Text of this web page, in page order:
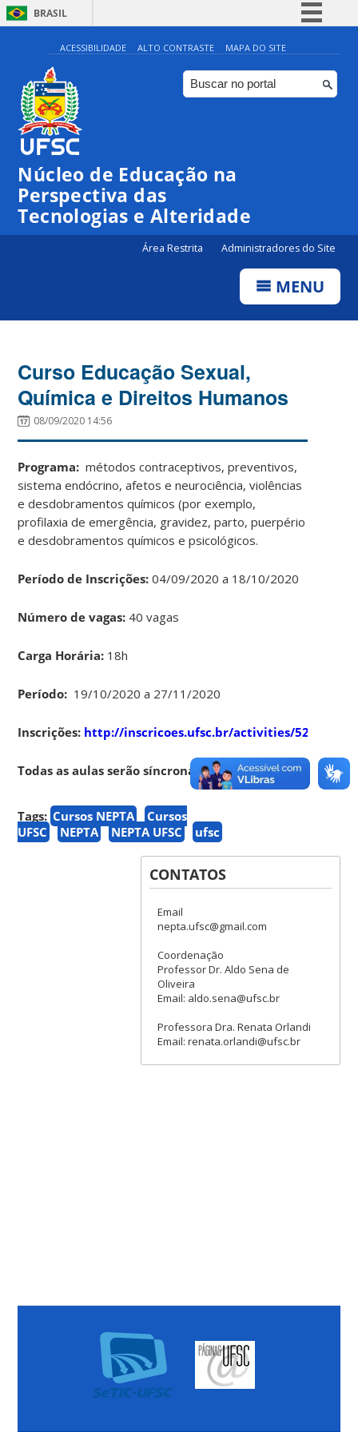
BRASIL
Simplifique!
Comunica BR
Participe
ACESSIBILIDADE ALTO CONTRASTE MAPA DO SITE
Núcleo de Educação na
Perspectiva das
Tecnologias e Alteridade
Área Restrita Administradores do Site
MENU
Curso Educação Sexual,
Química e Direitos Humanos
08/09/2020 14:56
Programa: métodos contraceptivos, preventivos,
sistema endócrino, afetos e neurociência, violências
e desdobramentos químicos (por exemplo,
profilaxia de emergência, gravidez, parto, puerpério
e desdobramentos químicos e psicológicos.
Período de Inscrições: 04/09/2020 a 18/10/2020
Número de vagas: 40 vagas
Carga Horária: 18h
Período: 19/10/2020 a 27/11/2020
Inscrições: http://inscricoes.ufsc.br/activities/5206
Todas as aulas serão síncronas serão gravadas.
Tags: Cursos NEPTA
Cursos
UFSC
NEPTA NEPTA UFSC ufsc
CONTATOS
Email
nepta.ufsc@gmail.com
Coordenação
Professor Dr. Aldo Sena de
Oliveira
Email: aldo.sena@ufsc.br
Professora Dra. Renata Orlandi
Email: renata.orlandi@ufsc.br